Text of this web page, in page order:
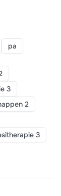
pa
3
2
3